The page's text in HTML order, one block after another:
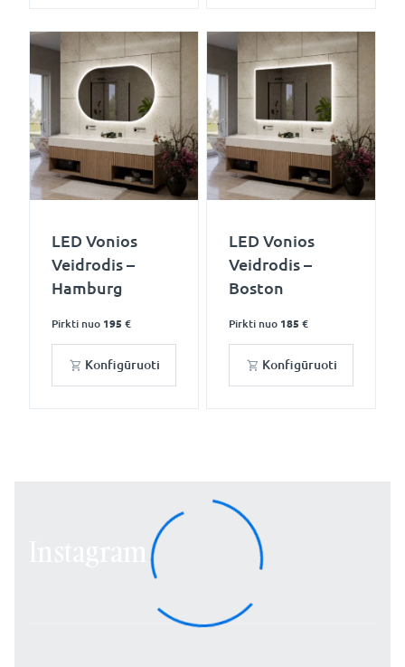
LED Vonios
Veidrodis –
Hamburg
Pirkti nuo 195 €
Konfigūruoti
LED Vonios
Veidrodis –
Boston
Pirkti nuo 185 €
Konfigūruoti